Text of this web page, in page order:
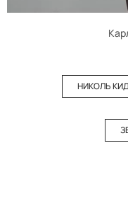
НИКОЛЬ